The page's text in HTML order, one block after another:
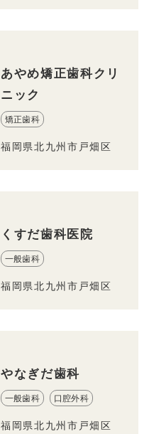
あやめ矯正歯科クリ
ニック
矯正歯科
福岡県北九州市戸畑区
くすだ歯科医院
一般歯科
福岡県北九州市戸畑区
やなぎだ歯科
一般歯科 口腔外科
福岡県北九州市戸畑区